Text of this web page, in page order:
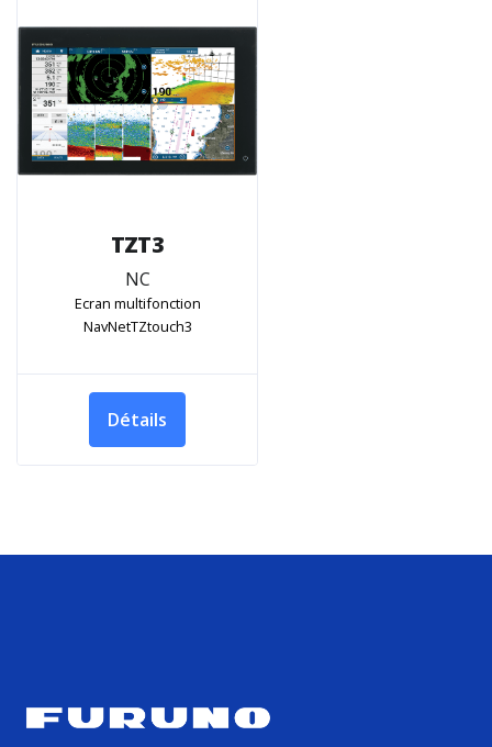
TZT3
NC
Ecran multifonction
NavNetTZtouch3
Détails